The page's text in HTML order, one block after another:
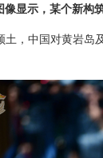
显示，某个新构
土，中国对黄岩岛